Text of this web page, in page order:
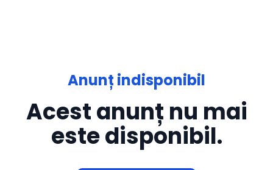
Anunț indisponibil
Acest anunț nu mai
este disponibil.